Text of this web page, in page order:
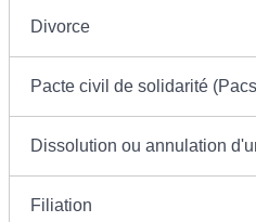
Divorce
Pacte civil de solidarité
Dissolution ou annulation
Filiation